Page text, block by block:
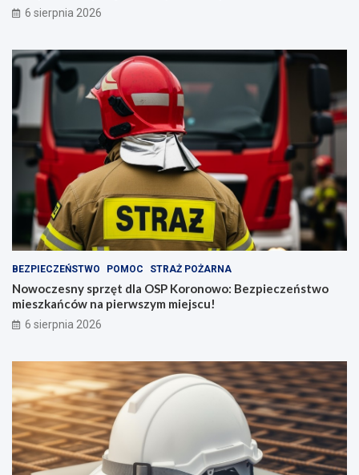
6 sierpnia 2026
BEZPIECZEŃSTWO POMOC STRAŻ POŻARNA
Nowoczesny sprzęt dla OSP Koronowo: Bezpieczeństwo
mieszkańców na pierwszym miejscu!
6 sierpnia 2026